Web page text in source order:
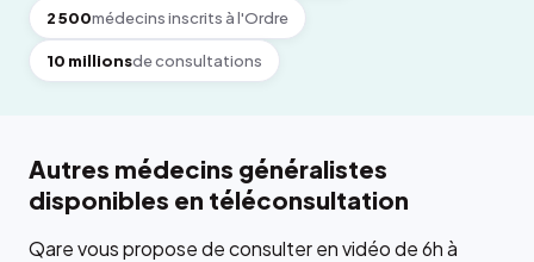
2 500médecins inscrits à l'Ordre
10 millionsde consultations
Autres médecins généralistes
disponibles en téléconsultation
Qare vous propose de consulter en vidéo de 6h à